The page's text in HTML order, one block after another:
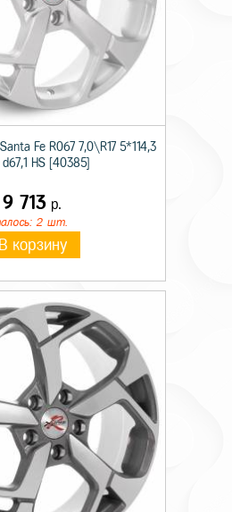
Fe R067 7,0\R17 5*114,3
d67,1 HS [40385]
9 713 р.
2 шт.
В корзину